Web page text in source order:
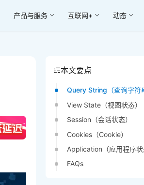
产品与服务 互联网+ 动态
本文要点
Query String（查询字符
View State（视图状态）
Session（会话状态）
Cookies（Cookie）
Application（应用程序状
FAQs